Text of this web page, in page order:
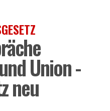
Union -
neu